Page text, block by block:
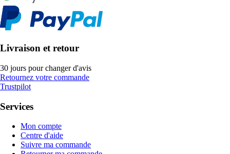
Livraison et retour
30 jours pour changer d'avis
Retournez votre commande
Trustpilot
Services
Mon compte
Centre d'aide
Suivre ma commande